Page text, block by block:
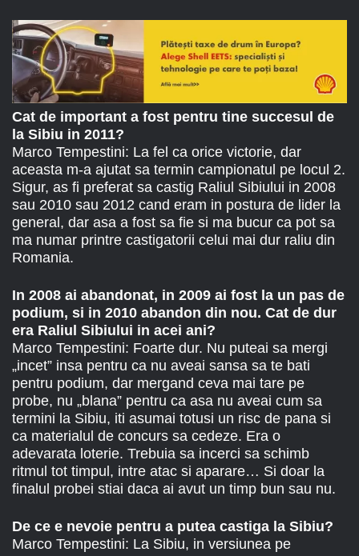
Cat de important a fost pentru tine succesul de
la Sibiu in 2011?
Marco Tempestini: La fel ca orice victorie, dar
aceasta m-a ajutat sa termin campionatul pe locul 2.
Sigur, as fi preferat sa castig Raliul Sibiului in 2008
sau 2010 sau 2012 cand eram in postura de lider la
general, dar asa a fost sa fie si ma bucur ca pot sa
ma numar printre castigatorii celui mai dur raliu din
Romania.
In 2008 ai abandonat, in 2009 ai fost la un pas de
podium, si in 2010 abandon din nou. Cat de dur
era Raliul Sibiului in acei ani?
Marco Tempestini: Foarte dur. Nu puteai sa mergi
„incet” insa pentru ca nu aveai sansa sa te bati
pentru podium, dar mergand ceva mai tare pe
probe, nu „blana” pentru ca asa nu aveai cum sa
termini la Sibiu, iti asumai totusi un risc de pana si
ca materialul de concurs sa cedeze. Era o
adevarata loterie. Trebuia sa incerci sa schimb
ritmul tot timpul, intre atac si aparare… Si doar la
finalul probei stiai daca ai avut un timp bun sau nu.
De ce e nevoie pentru a putea castiga la Sibiu?
Marco Tempestini: La Sibiu, in versiunea pe